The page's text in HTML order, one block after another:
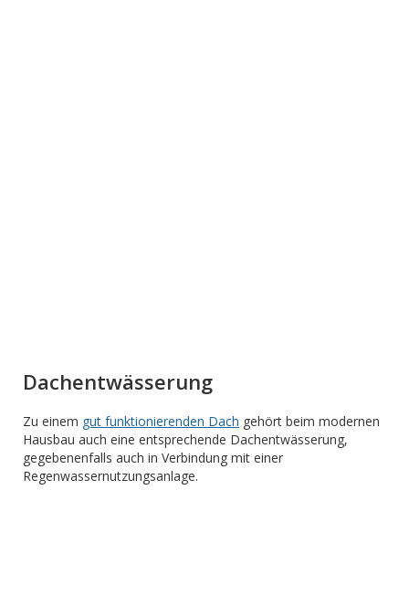
Dachentwässerung
Zu einem gut funktionierenden Dach gehört beim modernen
Hausbau auch eine entsprechende Dachentwässerung,
gegebenenfalls auch in Verbindung mit einer
Regenwassernutzungsanlage.